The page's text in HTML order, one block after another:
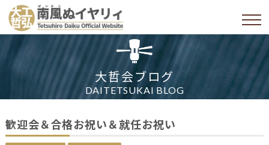
大哲会ブログ
DAITETSUKAI BLOG
歓迎会＆合格お祝い＆就任お祝い